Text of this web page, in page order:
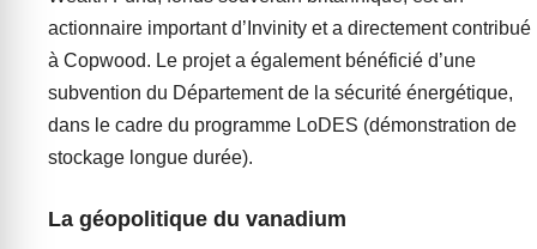
actionnaire important d’Invinity et a directement contribué
à Copwood. Le projet a également bénéficié d’une
subvention du Département de la sécurité énergétique,
dans le cadre du programme LoDES (démonstration de
stockage longue durée).
La géopolitique du vanadium